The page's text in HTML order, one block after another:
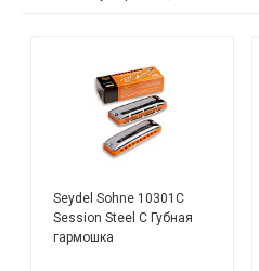
Seydel Sohne 10301C
Session Steel C Губная
гармошка